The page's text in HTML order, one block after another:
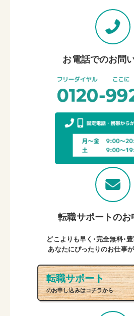
お電話でのお問
転職サポートのお
どこよりも早く・完全無料・
あなたにぴったりのお仕事
転職サポート
のお申し込みはコチラから